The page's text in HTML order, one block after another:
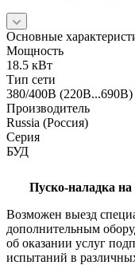
Основные
Мощность
18.5 кВт
Тип сети
380/400В (220В...690В)
Производитель
Russia (Россия)
Серия
БУД
Пуско-наладка на
Возможен выезд
дополнительным
об оказании услуг
испытаний в